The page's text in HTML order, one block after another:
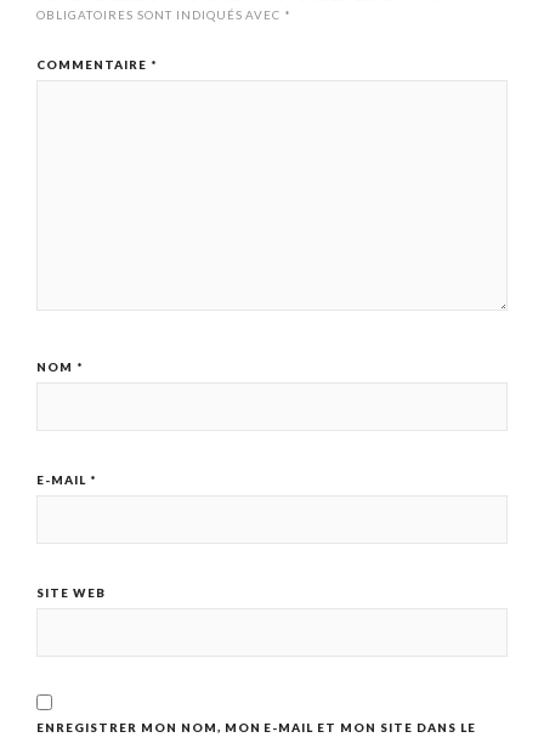
OBLIGATOIRES SONT INDIQUÉS AVEC *
COMMENTAIRE *
NOM *
E-MAIL *
SITE WEB
ENREGISTRER MON NOM, MON E-MAIL ET MON SITE DANS LE